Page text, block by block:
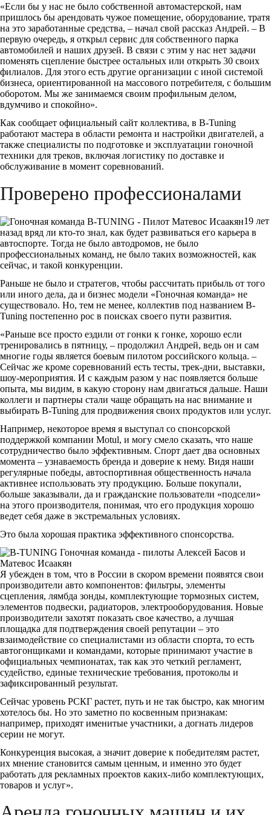
«Если бы у нас не было собственной автомастерской, нам
пришлось бы арендовать чужое помещение, оборудование, тратя
на это заработанные средства, – начал свой рассказ Андрей. – В
первую очередь, я открыл сервис для собственного парка
автомобилей и наших друзей. В связи с этим у нас нет задачи
поменять сцепление быстрее остальных или открыть 30 своих
филиалов. Для этого есть другие организации с иной системой
бизнеса, ориентированной на массового потребителя, с большим
оборотом. Мы же занимаемся своим профильным делом,
вдумчиво и спокойно».
Как сообщает официальный сайт коллектива, в B-Tuning
работают мастера в области ремонта и настройки двигателей, а
также специалисты по подготовке и эксплуатации гоночной
техники для треков, включая логистику по доставке и
обслуживание в момент соревнований.
Проверено профессионалами
19 лет
назад вряд ли кто-то знал, как будет развиваться его карьера в
автоспорте. Тогда не было автодромов, не было
профессиональных команд, не было таких возможностей, как
сейчас, и такой конкуренции.
Раньше не было и стратегов, чтобы рассчитать прибыль от того
или иного дела, да и бизнес модели «Гоночная команда» не
существовало. Но, тем не менее, коллектив под названием B-
Tuning постепенно рос в поисках своего пути развития.
«Раньше все просто ездили от гонки к гонке, хорошо если
тренировались в пятницу, – продолжил Андрей, ведь он и сам
многие годы является боевым пилотом российского кольца. –
Сейчас же кроме соревнований есть тесты, трек-дни, выставки,
шоу-мероприятия. И с каждым разом у нас появляется больше
опыта, мы видим, в какую сторону нам двигаться дальше. Наши
коллеги и партнеры стали чаще обращать на нас внимание и
выбирать B-Tuning для продвижения своих продуктов или услуг.
Например, некоторое время я выступал со спонсорской
поддержкой компании Motul, и могу смело сказать, что наше
сотрудничество было эффективным. Спорт дает два основных
момента – узнаваемость бренда и доверие к нему. Видя наши
регулярные победы, автоспортивная общественность начала
активнее использовать эту продукцию. Больше покупали,
больше заказывали, да и гражданские пользователи «подсели»
на этого производителя, понимая, что его продукция хорошо
ведет себя даже в экстремальных условиях.
Это была хорошая практика эффективного спонсорства.
Я убежден в том, что в России в скором времени появятся свои
производители авто компонентов: фильтры, элементы
сцепления, лямбда зонды, комплектующие тормозных систем,
элементов подвески, радиаторов, электрооборудования. Новые
производители захотят показать свое качество, а лучшая
площадка для подтверждения своей репутации – это
взаимодействие со специалистами из области спорта, то есть
автогонщиками и командами, которые принимают участие в
официальных чемпионатах, так как это четкий регламент,
судейство, единые технические требования, протоколы и
зафиксированный результат.
Сейчас уровень РСКГ растет, путь и не так быстро, как многим
хотелось бы. Но это заметно по косвенным признакам:
например, приходят именитые участники, а догнать лидеров
серии не могут.
Конкуренция высокая, а значит доверие к победителям растет,
их мнение становится самым ценным, и именно это будет
работать для рекламных проектов каких-либо комплектующих,
товаров и услуг».